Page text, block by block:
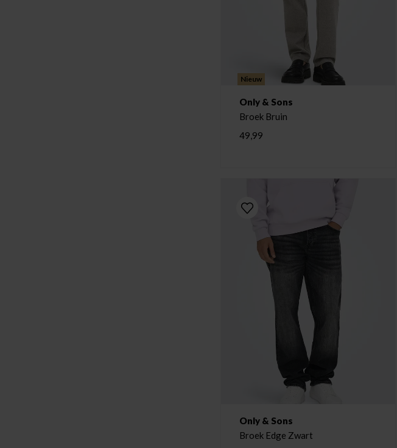
Nieuw
Only & Sons
Broek Bruin
49,99
Only & Sons
Broek Edge Zwart